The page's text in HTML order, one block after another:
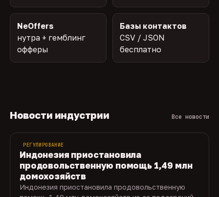
NeOffers
нутра + гемблинг
офферы
Базы контактов
CSV / JSON
бесплатно
Новости индустрии Все новости
РЕГУЛИРОВАНИЕ
Индонезия приостановила
продовольственную помощь 1,49 млн
домохозяйств
Индонезия приостановила продовольственную